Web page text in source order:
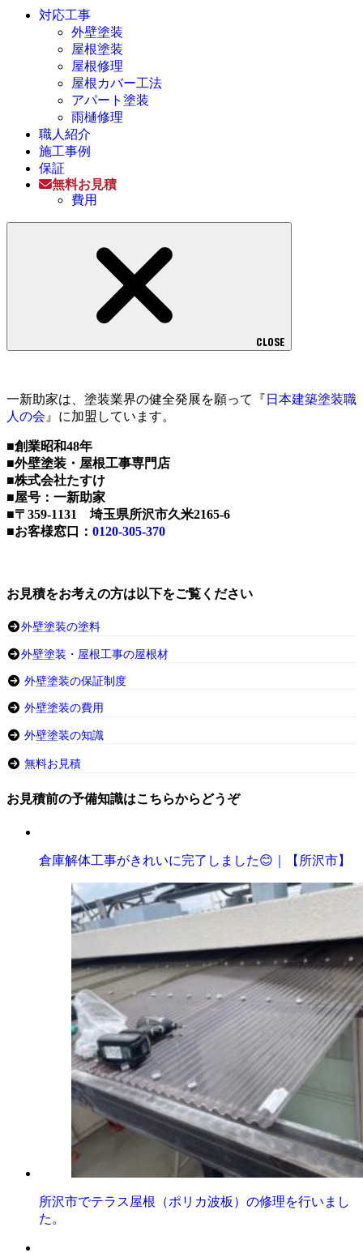
対応工事
外壁塗装
屋根塗装
屋根修理
屋根カバー工法
アパート塗装
雨樋修理
職人紹介
施工事例
保証
無料お見積
費用
CLOSE
一新助家は、塗装業界の健全発展を願って『 日本建築塗装職
人の会 』に加盟しています。
■創業昭和48年
■外壁塗装・屋根工事専門店
■株式会社たすけ
■屋号：一新助家
■〒359-1131 埼玉県所沢市久米2165-6
■お客様窓口： 0120-305-370
お見積をお考えの方は以下をご覧ください
外壁塗装の塗料
外壁塗装・屋根工事の屋根材
外壁塗装の保証制度
外壁塗装の費用
外壁塗装の知識
無料お見積
お見積前の予備知識はこちらからどうぞ
倉庫解体工事がきれいに完了しました😊｜【所沢市】
所沢市でテラス屋根（ポリカ波板）の修理を行いまし
た。